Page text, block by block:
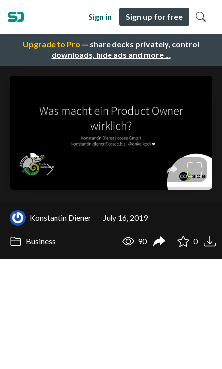
Upgrade to Pro — share decks privately, control
downloads, hide ads and more …
Sign in Sign up for free
Konstantin Diener July 16, 2019
Business 90 0